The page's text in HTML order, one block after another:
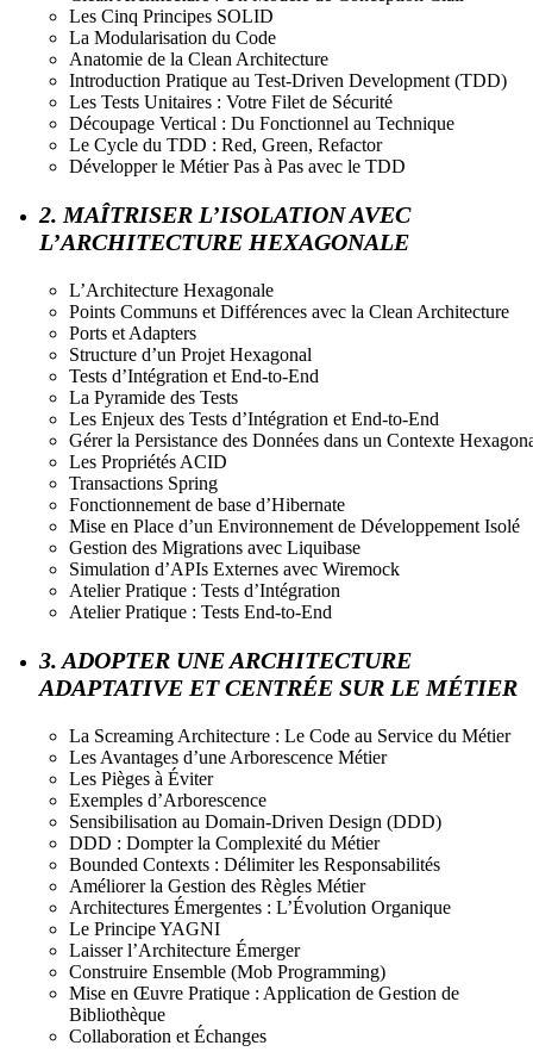
Les Cinq Principes SOLID
La Modularisation du Code
Anatomie de la Clean Architecture
Introduction Pratique au Test-Driven Development (TDD)
Les Tests Unitaires : Votre Filet de Sécurité
Découpage Vertical : Du Fonctionnel au Technique
Le Cycle du TDD : Red, Green, Refactor
Développer le Métier Pas à Pas avec le TDD
2. MAÎTRISER L’ISOLATION AVEC
L’ARCHITECTURE HEXAGONALE
L’Architecture Hexagonale
Points Communs et Différences avec la Clean Architecture
Ports et Adapters
Structure d’un Projet Hexagonal
Tests d’Intégration et End-to-End
La Pyramide des Tests
Les Enjeux des Tests d’Intégration et End-to-End
Gérer la Persistance des Données dans un Contexte
Les Propriétés ACID
Transactions Spring
Fonctionnement de base d’Hibernate
Mise en Place d’un Environnement de Développement Isolé
Gestion des Migrations avec Liquibase
Simulation d’APIs Externes avec Wiremock
Atelier Pratique : Tests d’Intégration
Atelier Pratique : Tests End-to-End
3. ADOPTER UNE ARCHITECTURE
ADAPTATIVE ET CENTRÉE SUR LE MÉTIER
La Screaming Architecture : Le Code au Service du Métier
Les Avantages d’une Arborescence Métier
Les Pièges à Éviter
Exemples d’Arborescence
Sensibilisation au Domain-Driven Design (DDD)
DDD : Dompter la Complexité du Métier
Bounded Contexts : Délimiter les Responsabilités
Améliorer la Gestion des Règles Métier
Architectures Émergentes : L’Évolution Organique
Le Principe YAGNI
Laisser l’Architecture Émerger
Construire Ensemble (Mob Programming)
Mise en Œuvre Pratique : Application de Gestion de
Bibliothèque
Collaboration et Échanges